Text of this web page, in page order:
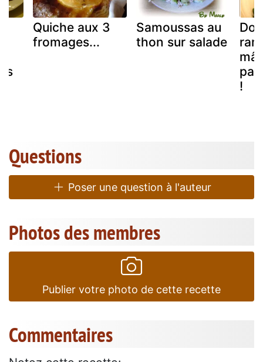
Quiche aux 3
fromages...
Samoussas au
thon sur salade
!
Questions
Poser une question à l'auteur
Photos des membres
Publier votre photo de cette recette
Commentaires